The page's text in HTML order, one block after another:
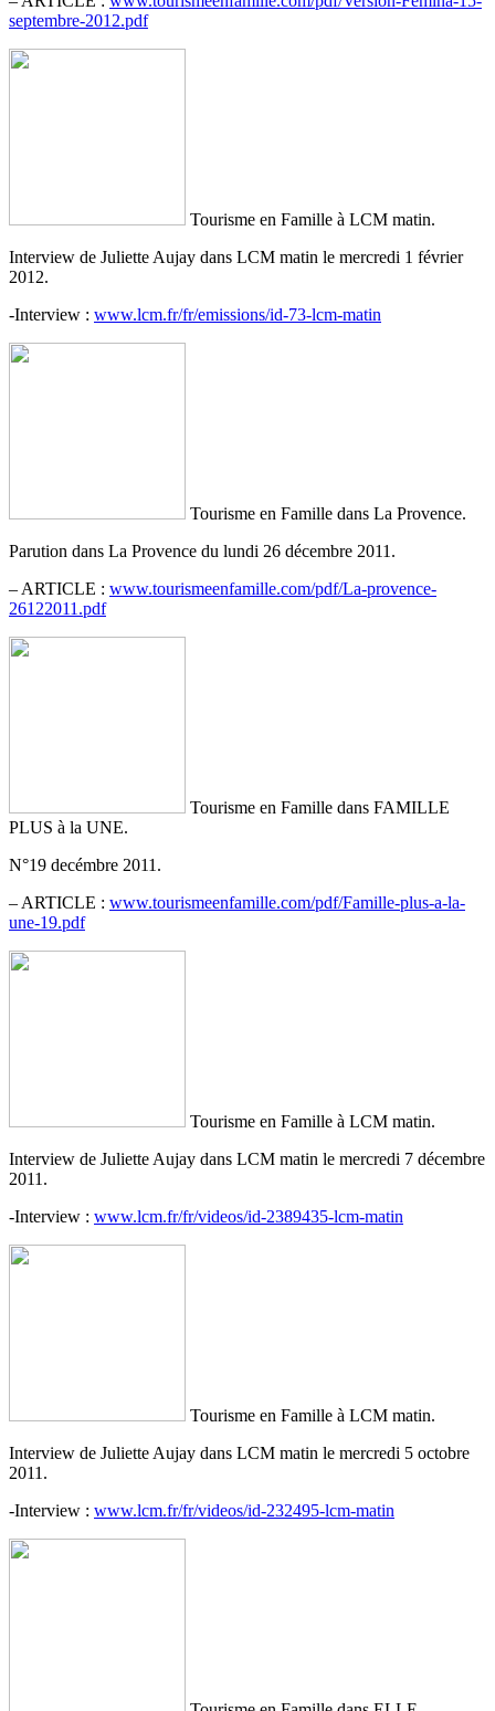
septembre-2012.pdf
Tourisme en Famille à LCM matin.
Interview de Juliette Aujay dans LCM matin le mercredi 1 février
2012.
-Interview : www.lcm.fr/fr/emissions/id-73-lcm-matin
Tourisme en Famille dans La Provence.
Parution dans La Provence du lundi 26 décembre 2011.
– ARTICLE : www.tourismeenfamille.com/pdf/La-provence-
26122011.pdf
Tourisme en Famille dans FAMILLE
PLUS à la UNE.
N°19 decémbre 2011.
– ARTICLE : www.tourismeenfamille.com/pdf/Famille-plus-a-la-
une-19.pdf
Tourisme en Famille à LCM matin.
Interview de Juliette Aujay dans LCM matin le mercredi 7 décembre
2011.
-Interview : www.lcm.fr/fr/videos/id-2389435-lcm-matin
Tourisme en Famille à LCM matin.
Interview de Juliette Aujay dans LCM matin le mercredi 5 octobre
2011.
-Interview : www.lcm.fr/fr/videos/id-232495-lcm-matin